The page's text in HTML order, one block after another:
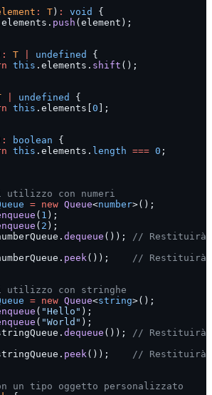
: T ) : void
{
push (element);
: T undefined
{
this .elements. shift ();
undefined
{
this .elements[ 0 ];
: boolean {
this .elements. length === 0 ;
utilizzo con numeri
= new Queue<number>();
( 1 );
( 2 );
dequeue ());
// Restituirà
peek ());
// Restituirà
utilizzo con stringhe
= new Queue<string>();
( "Hello" );
( "World" );
dequeue ());
// Restituirà
peek ());
// Restituirà
un tipo oggetto personalizzato